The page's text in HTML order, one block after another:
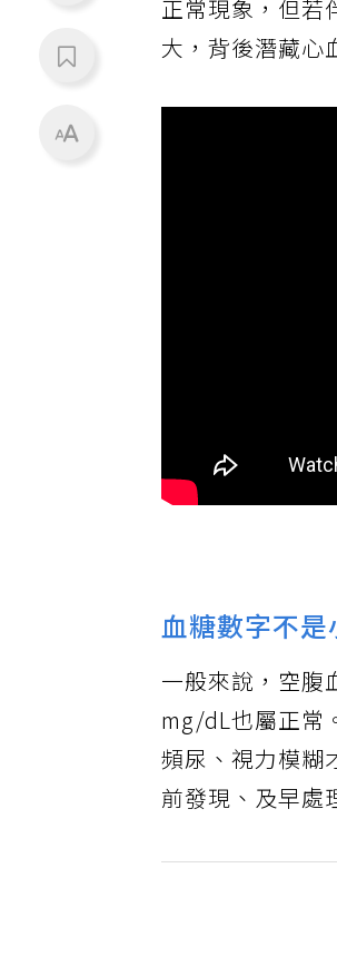
正常現象，但若
大，背後潛藏心
血糖數字不是
一般來說，空腹
mg/dL也屬正常
頻尿、視力模糊
前發現、及早處